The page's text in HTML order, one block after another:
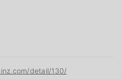
detail/130/